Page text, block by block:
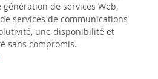
génération de services Web,
services de communications
une disponibilité et
sans compromis.